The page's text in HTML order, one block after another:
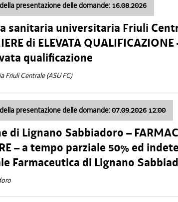
presentazione delle domande: 16.08.2026
sanitaria universitaria Friuli
di ELEVATA
qualificazione
Friuli Centrale (ASU FC)
presentazione delle domande: 07.09.2026 12:00
di Lignano Sabbiadoro –
– a tempo parziale 50% ed
Farmaceutica di Lignano